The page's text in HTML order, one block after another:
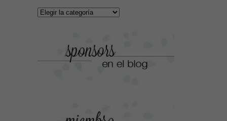
Categorías